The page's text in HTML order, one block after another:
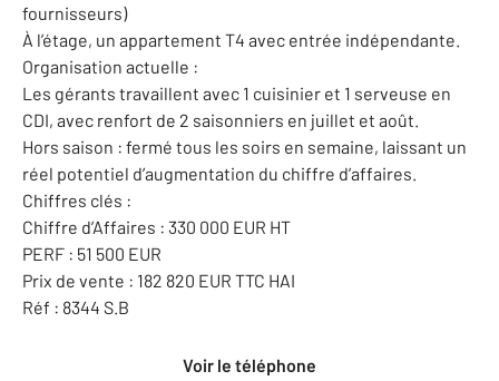
fournisseurs)
À l’étage, un appartement T4 avec entrée indépendante.
Organisation actuelle :
Les gérants travaillent avec 1 cuisinier et 1 serveuse en
CDI, avec renfort de 2 saisonniers en juillet et août.
Hors saison : fermé tous les soirs en semaine, laissant un
réel potentiel d’augmentation du chiffre d’affaires.
Chiffres clés :
Chiffre d’Affaires : 330 000 EUR HT
PERF : 51 500 EUR
Prix de vente : 182 820 EUR TTC HAI
Réf : 8344 S.B
Voir le téléphone